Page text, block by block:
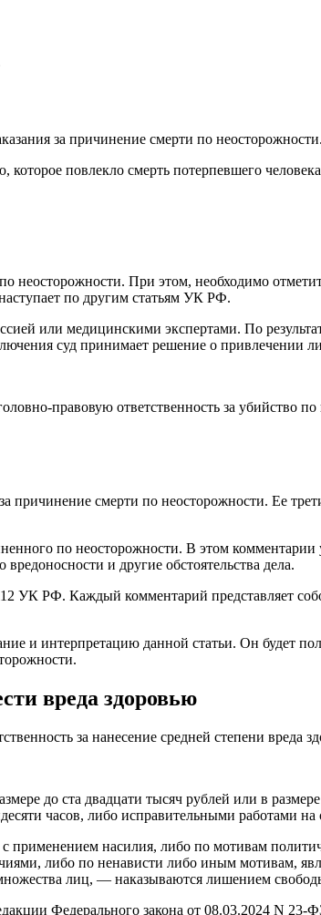
за причинение смерти по неосторожности.
повлекло смерть потерпевшего
неосторожности. При этом, необходимо
по другим статьям УК РФ.
или медицинскими экспертами. По
суд принимает решение о привлечении
правовую ответственность за убийство
причинение смерти по неосторожности. Ее
по неосторожности. В этом комментарии
и другие обстоятельства дела.
УК РФ. Каждый комментарий представляет
и интерпретацию данной статьи. Он будет
вреда здоровью
за нанесение средней степени вреда
до ста двадцати тысяч рублей или в
часов, либо исправительными работами на
насилия, либо по мотивам
либо по ненависти либо иным мотивам,
лиц, — наказываются лишением
Федерального закона от 08.03.2024 N 23-